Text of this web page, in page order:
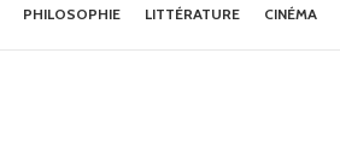
PHILOSOPHIE LITTÉRATURE CINÉMA